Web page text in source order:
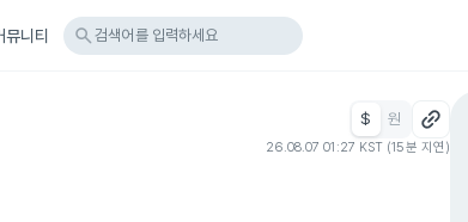
뮤니티 search 검색어를 입력하세요
$ 원
26.08.07 01:27 KST (15분 지연)